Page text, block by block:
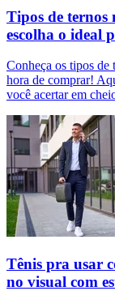
Tipos de ternos
escolha o ideal
Conheça os tipos de
hora de comprar!
você acertar em
Tênis pra usar
no visual com